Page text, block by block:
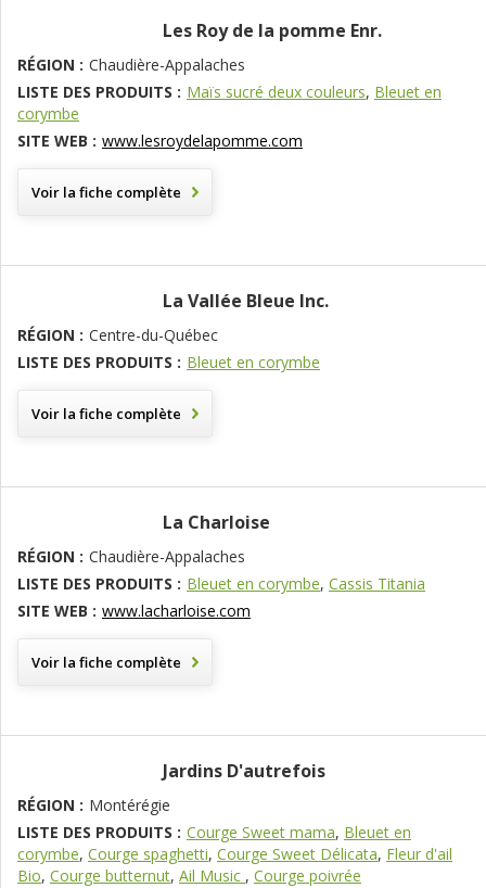
Les Roy de la pomme Enr.
RÉGION : Chaudière-Appalaches
LISTE DES PRODUITS : Maïs sucré deux couleurs, Bleuet en
corymbe
SITE WEB : www.lesroydelapomme.com
Voir la fiche complète
la Vallée Bleue Inc.
RÉGION : Centre-du-Québec
LISTE DES PRODUITS : Bleuet en corymbe
Voir la fiche complète
La Charloise
RÉGION : Chaudière-Appalaches
LISTE DES PRODUITS : Bleuet en corymbe, Cassis Titania
SITE WEB : www.lacharloise.com
Voir la fiche complète
Jardins D'autrefois
RÉGION : Montérégie
LISTE DES PRODUITS : Courge Sweet mama, Bleuet en
corymbe, Courge spaghetti, Courge Sweet Délicata, Fleur d'ail
Bio, Courge butternut, Ail Music , Courge poivrée